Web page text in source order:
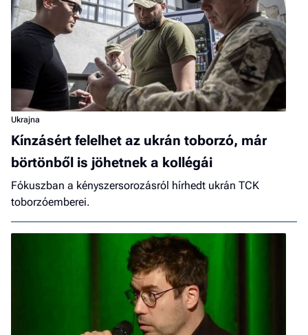
Ukrajna
Kínzásért felelhet az ukrán toborzó, már
börtönből is jöhetnek a kollégái
Fókuszban a kényszersorozásról hírhedt ukrán TCK
toborzóemberei.